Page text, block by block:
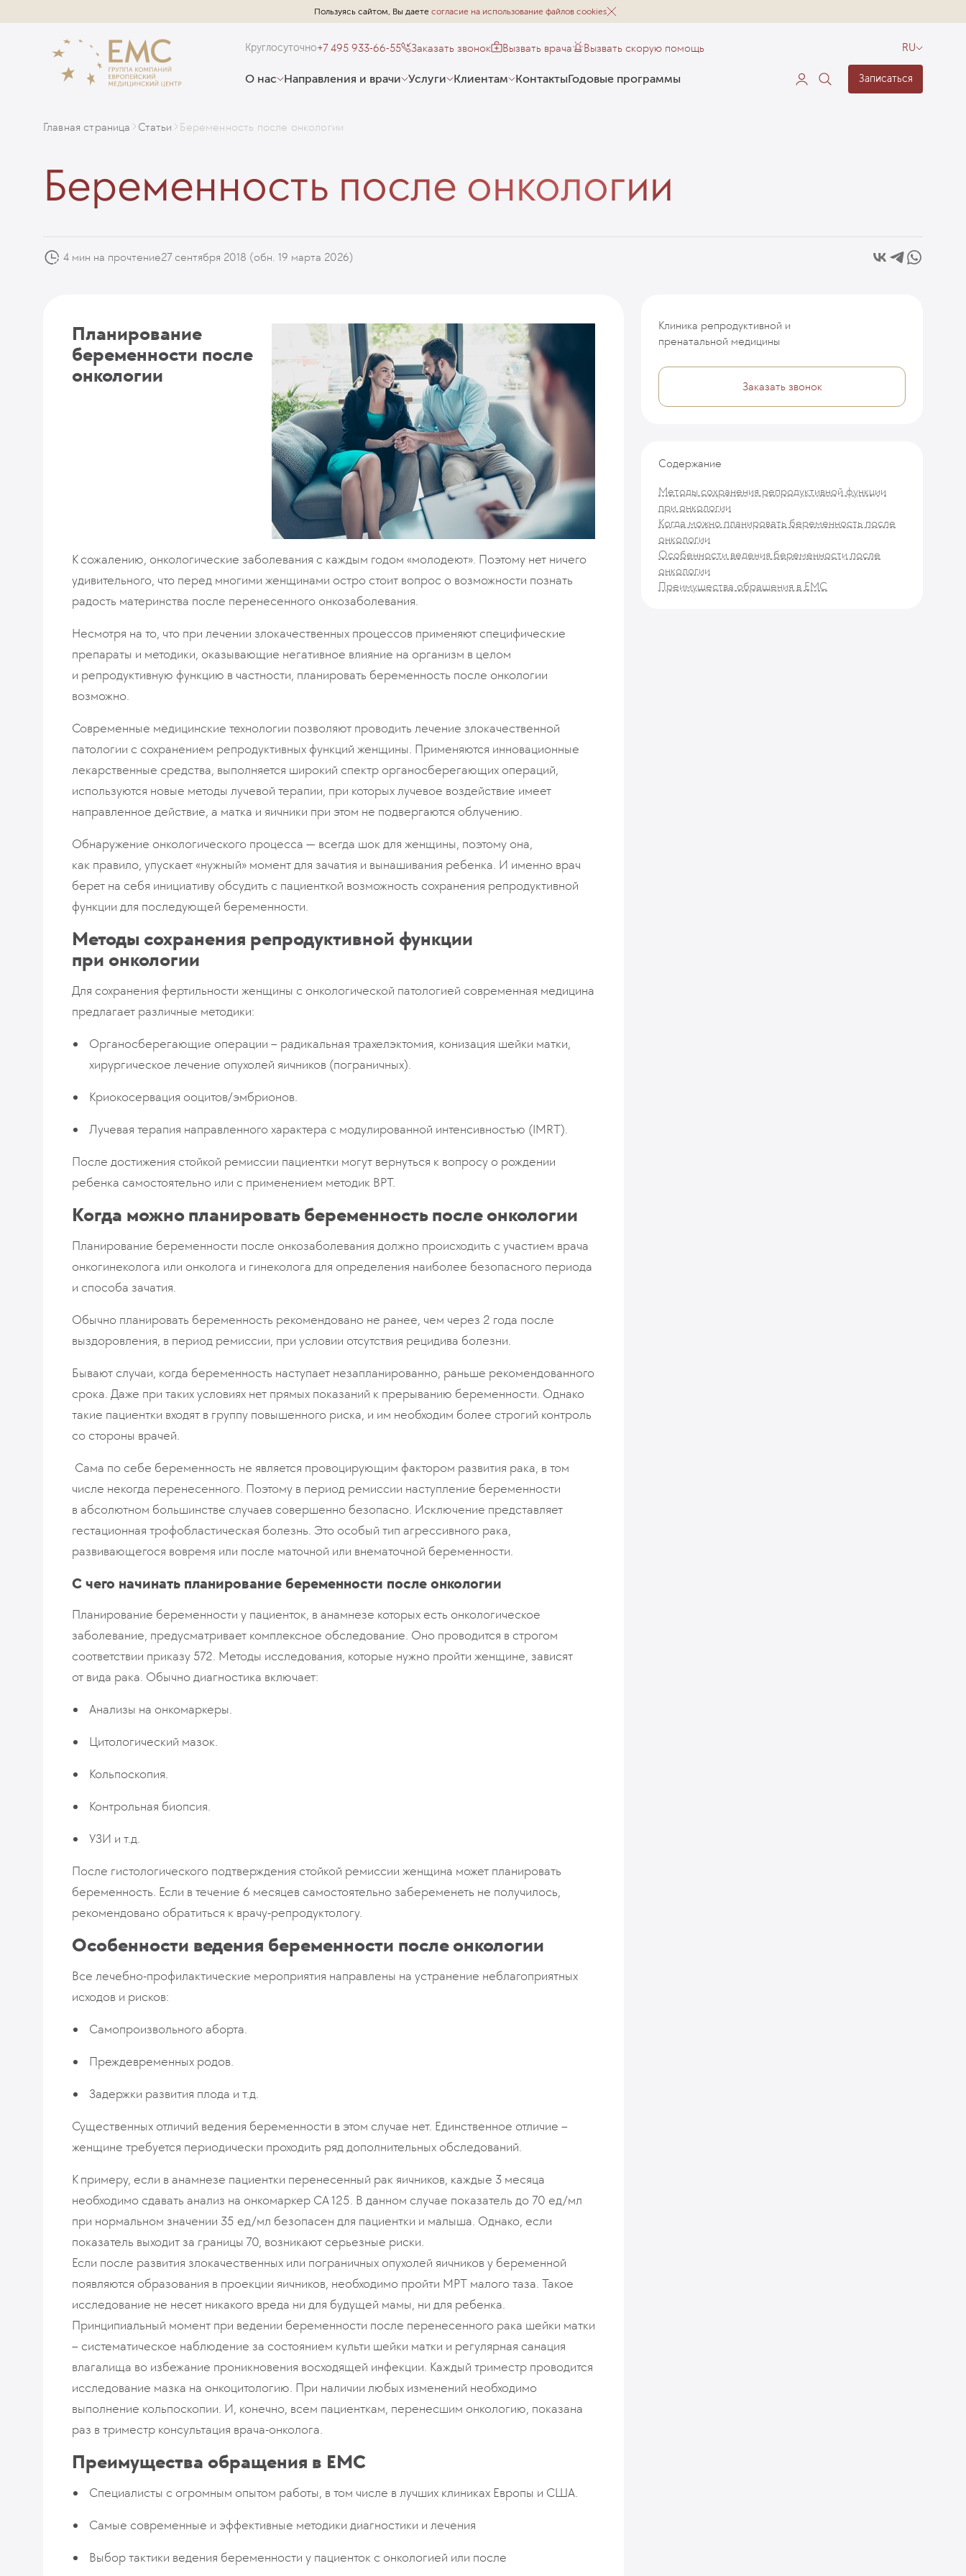
Пользуясь сайтом, Вы даете согласие на использование файлов cookies
Круглосуточно+7 495 933-66-55 Заказать звонок Вызвать врача Вызвать скорую помощь RU
О нас Направления и врачи Услуги Клиентам КонтактыГодовые программы Записаться
Главная страница Статьи Беременность после онкологии
Беременность после онкологии
4 мин на прочтение27 сентября 2018 (обн. 19 марта 2026)
Планирование
беременности после
онкологии
К сожалению, онкологические заболевания с каждым годом «молодеют». Поэтому нет ничего
удивительного, что перед многими женщинами остро стоит вопрос о возможности познать
радость материнства после перенесенного онкозаболевания.
Несмотря на то, что при лечении злокачественных процессов применяют специфические
препараты и методики, оказывающие негативное влияние на организм в целом
и репродуктивную функцию в частности, планировать беременность после онкологии
возможно.
Современные медицинские технологии позволяют проводить лечение злокачественной
патологии с сохранением репродуктивных функций женщины. Применяются инновационные
лекарственные средства, выполняется широкий спектр органосберегающих операций,
используются новые методы лучевой терапии, при которых лучевое воздействие имеет
направленное действие, а матка и яичники при этом не подвергаются облучению.
Обнаружение онкологического процесса — всегда шок для женщины, поэтому она,
как правило, упускает «нужный» момент для зачатия и вынашивания ребенка. И именно врач
берет на себя инициативу обсудить с пациенткой возможность сохранения репродуктивной
функции для последующей беременности.
Методы сохранения репродуктивной функции
при онкологии
Для сохранения фертильности женщины с онкологической патологией современная медицина
предлагает различные методики:
Органосберегающие операции – радикальная трахелэктомия, конизация шейки матки,
хирургическое лечение опухолей яичников (пограничных).
Криокосервация ооцитов/эмбрионов.
Лучевая терапия направленного характера с модулированной интенсивностью (IMRT).
После достижения стойкой ремиссии пациентки могут вернуться к вопросу о рождении
ребенка самостоятельно или c применением методик ВРТ.
Когда можно планировать беременность после онкологии
Планирование беременности после онкозаболевания должно происходить с участием врача
онкогинеколога или онколога и гинеколога для определения наиболее безопасного периода
и способа зачатия.
Обычно планировать беременность рекомендовано не ранее, чем через 2 года после
выздоровления, в период ремиссии, при условии отсутствия рецидива болезни.
Бывают случаи, когда беременность наступает незапланированно, раньше рекомендованного
срока. Даже при таких условиях нет прямых показаний к прерыванию беременности. Однако
такие пациентки входят в группу повышенного риска, и им необходим более строгий контроль
со стороны врачей.
Сама по себе беременность не является провоцирующим фактором развития рака, в том
числе некогда перенесенного. Поэтому в период ремиссии наступление беременности
в абсолютном большинстве случаев совершенно безопасно. Исключение представляет
гестационная трофобластическая болезнь. Это особый тип агрессивного рака,
развивающегося вовремя или после маточной или внематочной беременности.
С чего начинать планирование беременности после онкологии
Планирование беременности у пациенток, в анамнезе которых есть онкологическое
заболевание, предусматривает комплексное обследование. Оно проводится в строгом
соответствии приказу 572. Методы исследования, которые нужно пройти женщине, зависят
от вида рака. Обычно диагностика включает:
Анализы на онкомаркеры.
Цитологический мазок.
Кольпоскопия.
Контрольная биопсия.
УЗИ и т.д.
После гистологического подтверждения стойкой ремиссии женщина может планировать
беременность. Если в течение 6 месяцев самостоятельно забеременеть не получилось,
рекомендовано обратиться к врачу-репродуктологу.
Особенности ведения беременности после онкологии
Все лечебно-профилактические мероприятия направлены на устранение неблагоприятных
исходов и рисков:
Самопроизвольного аборта.
Преждевременных родов.
Задержки развития плода и т.д.
Существенных отличий ведения беременности в этом случае нет. Единственное отличие –
женщине требуется периодически проходить ряд дополнительных обследований.
К примеру, если в анамнезе пациентки перенесенный рак яичников, каждые 3 месяца
необходимо сдавать анализ на онкомаркер CA 125. В данном случае показатель до 70 ед/мл
при нормальном значении 35 ед/мл безопасен для пациентки и малыша. Однако, если
показатель выходит за границы 70, возникают серьезные риски.
Если после развития злокачественных или пограничных опухолей яичников у беременной
появляются образования в проекции яичников, необходимо пройти МРТ малого таза. Такое
исследование не несет никакого вреда ни для будущей мамы, ни для ребенка.
Принципиальный момент при ведении беременности после перенесенного рака шейки матки
– систематическое наблюдение за состоянием культи шейки матки и регулярная санация
влагалища во избежание проникновения восходящей инфекции. Каждый триместр проводится
исследование мазка на онкоцитологию. При наличии любых изменений необходимо
выполнение кольпоскопии. И, конечно, всем пациенткам, перенесшим онкологию, показана
раз в триместр консультация врача-онколога.
Преимущества обращения в ЕМС
Специалисты с огромным опытом работы, в том числе в лучших клиниках Европы и США.
Самые современные и эффективные методики диагностики и лечения
Выбор тактики ведения беременности у пациенток с онкологией или после
Клиника репродуктивной и
пренатальной медицины
Заказать звонок
Содержание
Методы сохранения репродуктивной функции
при онкологии
Когда можно планировать беременность после
онкологии
Особенности ведения беременности после
онкологии
Преимущества обращения в ЕМС